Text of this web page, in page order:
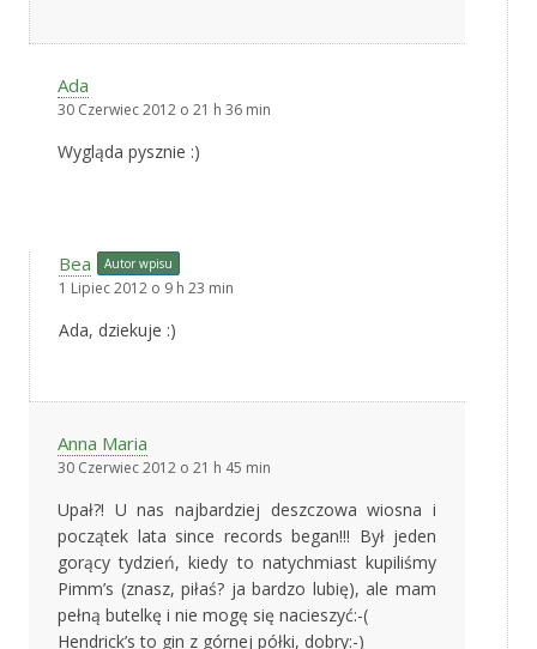
Ada
30 Czerwiec 2012 o 21 h 36 min
Wygląda pysznie :)
Bea Autor wpisu
1 Lipiec 2012 o 9 h 23 min
Ada, dziekuje :)
Anna Maria
30 Czerwiec 2012 o 21 h 45 min
Upał?! U nas najbardziej deszczowa wiosna i
początek lata since records began!!! Był jeden
gorący tydzień, kiedy to natychmiast kupiliśmy
Pimm’s (znasz, piłaś? ja bardzo lubię), ale mam
pełną butelkę i nie mogę się nacieszyć:-(
Hendrick’s to gin z górnej półki, dobry:-)